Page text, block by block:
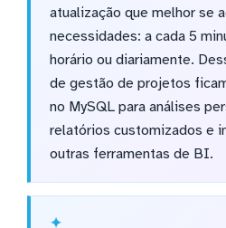
atualização que melhor se
necessidades: a cada 5
horário ou diariamente.
de gestão de projetos
no MySQL para análises
relatórios customizados e
outras ferramentas de BI.